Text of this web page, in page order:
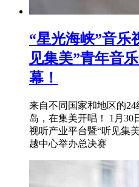
“星光海峡”音乐
见集美”青年音
幕！
来自不同国家和地区的
岛，在集美开唱！ 1月30
视听产业平台暨“听见集
越中心举办总决赛